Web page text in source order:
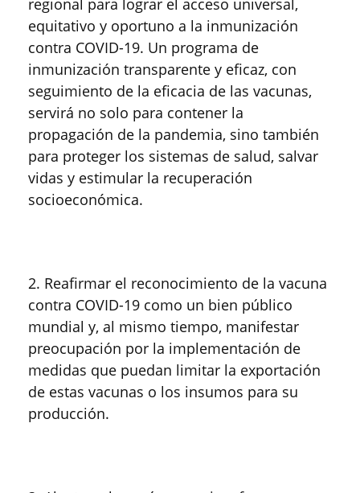
regional para lograr el acceso universal,
equitativo y oportuno a la inmunización
contra COVID-19. Un programa de
inmunización transparente y eficaz, con
seguimiento de la eficacia de las vacunas,
servirá no solo para contener la
propagación de la pandemia, sino también
para proteger los sistemas de salud, salvar
vidas y estimular la recuperación
socioeconómica.
2. Reafirmar el reconocimiento de la vacuna
contra COVID-19 como un bien público
mundial y, al mismo tiempo, manifestar
preocupación por la implementación de
medidas que puedan limitar la exportación
de estas vacunas o los insumos para su
producción.